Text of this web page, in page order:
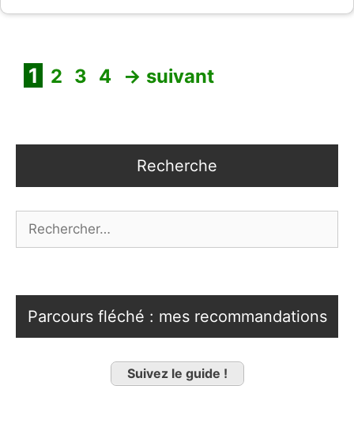
Page
1 Page
2 Page
3 Page
4 → suivant
Recherche
Parcours fléché : mes recommandations
Suivez le guide !